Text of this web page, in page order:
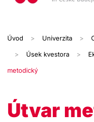
Úvod Univerzita
Úsek kvestora
metodický
Útvar